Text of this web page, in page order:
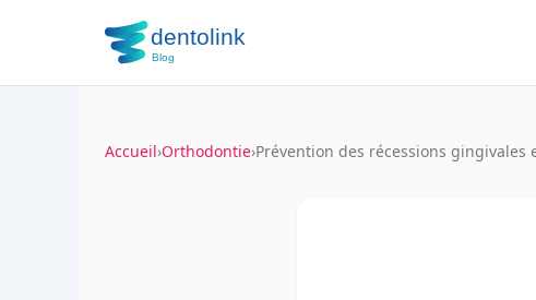
Accueil›Orthodontie›Prévention des récessions gingivales